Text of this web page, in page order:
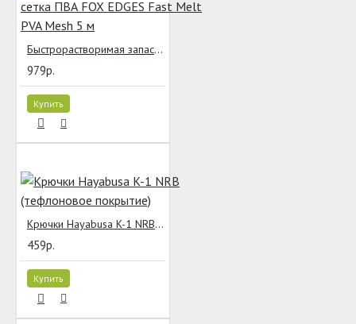
Быстрорастворимая запасная сетка ПВА FOX EDGES Fast Melt PVA Mesh 5 м
979р.
Купить
Крючки Hayabusa K-1 NRB (тефлоновое покрытие)
459р.
Купить